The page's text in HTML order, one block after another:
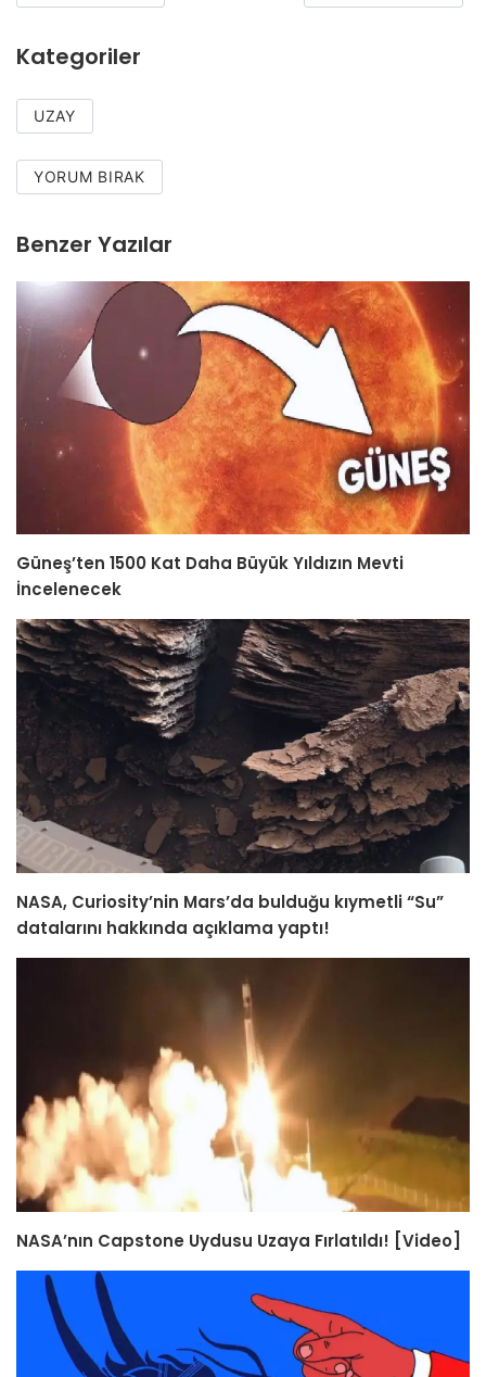
Kategoriler
UZAY
YORUM BIRAK
Benzer Yazılar
Güneş’ten 1500 Kat Daha Büyük Yıldızın Mevti
İncelenecek
NASA, Curiosity’nin Mars’da bulduğu kıymetli “Su”
datalarını hakkında açıklama yaptı!
NASA’nın Capstone Uydusu Uzaya Fırlatıldı! [Video]